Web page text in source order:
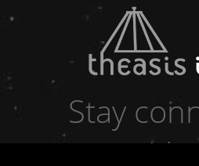
Stay
with